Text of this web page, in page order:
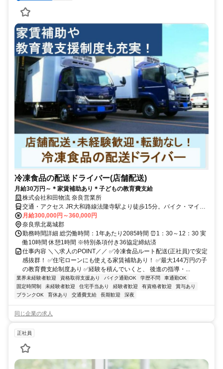
冷凍食品の配送ドライバー(店舗配送)
月給30万円～＊家賃補助あり＊子どもの教育費支給
株式会社和田物流 奈良営業所
交通・アクセス JR大和路線法隆寺駅より徒歩15分。バイク・マイカ
ー通勤可
月給300,000円～360,000円
奈良県北葛城郡
勤務時間詳細 総労働時間：1年あたり2085時間 ⏰1：30～12：30 実
働10時間 休憩1時間 ※特別条項付き36協定締結済
仕事内容 ＼＼求人のPOINT／／ ✅冷凍食品ルート配送(正社員)で安定
感抜群！ ✅住宅ローンにも使える家賃補助あり！ ✅最大144万円の子
の教育費支給制度あり ✅経験を積んでいくと、 後進の指導・...
業界未経験者歓迎 資格取得支援あり バイク通勤OK 学歴不問
車通勤OK
固定時間制
未経験者歓迎 住宅手当あり 経験者歓迎 有資格者歓迎
賞与あり
ブランクOK
育休あり 交通費支給 長期歓迎 深夜
同じ企業の求人
正社員